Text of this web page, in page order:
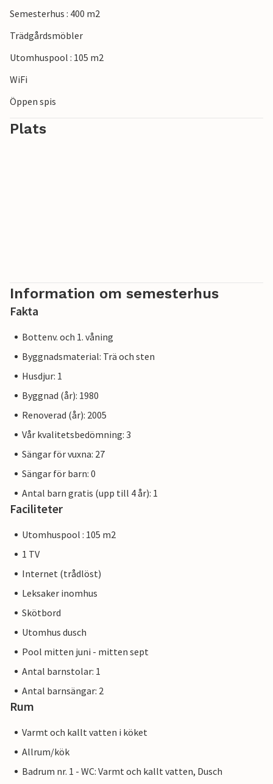
Semesterhus : 400 m2
Trädgårdsmöbler
Utomhuspool : 105 m2
WiFi
Öppen spis
Plats
Information om semesterhus
Fakta
Bottenv. och 1. våning
Byggnadsmaterial: Trä och sten
Husdjur: 1
Byggnad (år): 1980
Renoverad (år): 2005
Vår kvalitetsbedömning: 3
Sängar för vuxna: 27
Sängar för barn: 0
Antal barn gratis (upp till 4 år): 1
Faciliteter
Utomhuspool : 105 m2
1 TV
Internet (trådlöst)
Leksaker inomhus
Skötbord
Utomhus dusch
Pool mitten juni - mitten sept
Antal barnstolar: 1
Antal barnsängar: 2
Rum
Varmt och kallt vatten i köket
Allrum/kök
Badrum nr. 1 - WC: Varmt och kallt vatten, Dusch